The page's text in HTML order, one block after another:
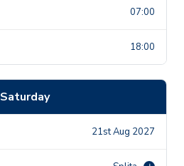
07:00
18:00
Saturday
21st Aug 2027